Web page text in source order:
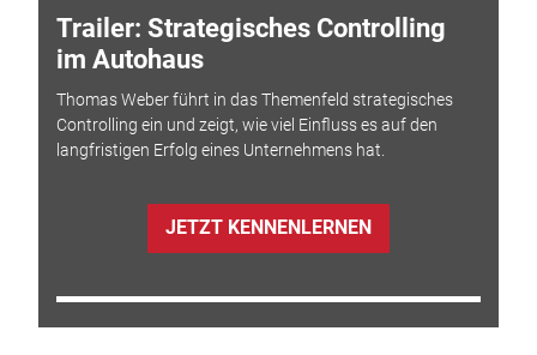
Trailer: Strategisches Controlling
im Autohaus
Thomas Weber führt in das Themenfeld strategisches
Controlling ein und zeigt, wie viel Einfluss es auf den
langfristigen Erfolg eines Unternehmens hat.
JETZT KENNENLERNEN